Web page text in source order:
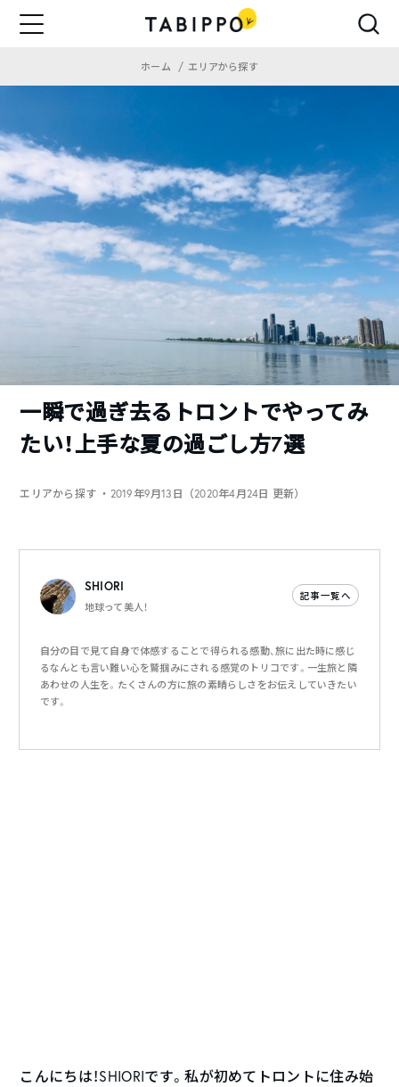
ホーム エリアから探す
一瞬で過ぎ去るトロントでやってみ
たい！上手な夏の過ごし方7選
エリアから探す ・2019年9月13日（2020年4月24日 更新）
SHIORI
地球って美人！
記事一覧へ
自分の目で見て自身で体感することで得られる感動、旅に出た時に感じ
るなんとも言い難い心を鷲掴みにされる感覚のトリコです。一生旅と隣
あわせの人生を。たくさんの方に旅の素晴らしさをお伝えしていきたい
です。
こんにちは！SHIORIです。私が初めてトロントに住み始